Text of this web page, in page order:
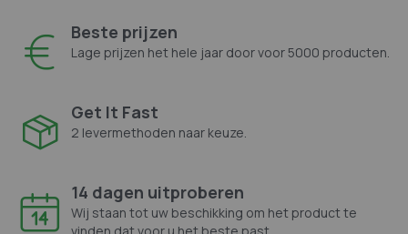
Beste prijzen
Lage prijzen het hele jaar door voor 5000 producten.
Get It Fast
2 levermethoden naar keuze.
14 dagen uitproberen
Wij staan tot uw beschikking om het product te